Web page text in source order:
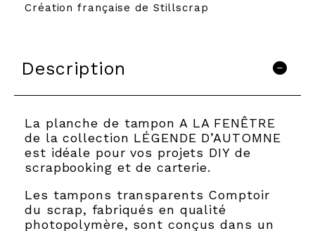
Création française de Stillscrap
Description
La planche de tampon A LA FENÊTRE
de la collection LÉGENDE D’AUTOMNE
est idéale pour vos projets DIY de
scrapbooking et de carterie.
Les tampons transparents Comptoir
du scrap, fabriqués en qualité
photopolymère, sont conçus dans un